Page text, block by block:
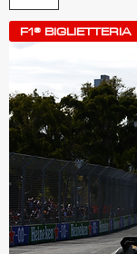
F1® BIGLIETTERIA